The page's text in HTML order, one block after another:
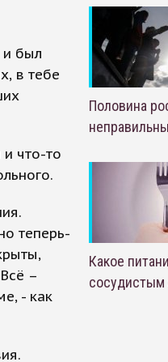
и был
в тебе
что-то
теперь-
–
- как
Половина
Какое
сосудистым